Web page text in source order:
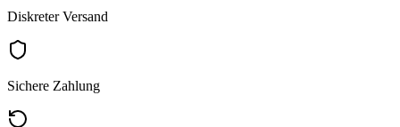
Diskreter Versand
Sichere Zahlung